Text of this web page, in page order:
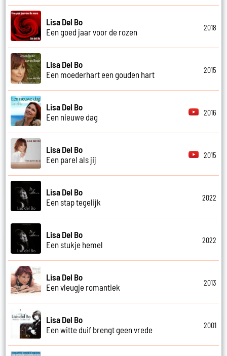
Lisa Del Bo
Een goed jaar voor de rozen
2018
Lisa Del Bo
Een moederhart een gouden hart
2015
Lisa Del Bo
Een nieuwe dag
2016
Lisa Del Bo
Een parel als jij
2015
Lisa Del Bo
Een stap tegelijk
2022
Lisa Del Bo
Een stukje hemel
2022
Lisa Del Bo
Een vleugje romantiek
2013
Lisa Del Bo
Een witte duif brengt geen vrede
2001